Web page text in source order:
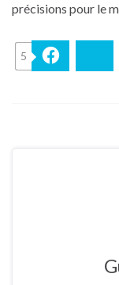
précisions pour le
5